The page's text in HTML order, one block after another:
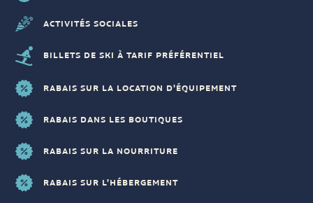
ACTIVITÉS SOCIALES
BILLETS DE SKI À TARIF PRÉFÉRENTIEL
RABAIS SUR LA LOCATION D'ÉQUIPEMENT
RABAIS DANS LES BOUTIQUES
RABAIS SUR LA NOURRITURE
RABAIS SUR L'HÉBERGEMENT